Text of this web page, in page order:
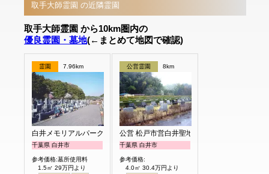
取手大師霊園 の近隣霊園
取手大師霊園 から10km圏内の
優良霊園・墓地(←まとめて地図で確認)
霊園 7.96km
白井メモリアルパーク
千葉県 白井市
参考価格:墓所使用料
1.5㎡ 29万円より
公営霊園 8km
公営 松戸市営白井聖地公園
千葉県 白井市
参考価格:
4.0㎡ 30.4万円より